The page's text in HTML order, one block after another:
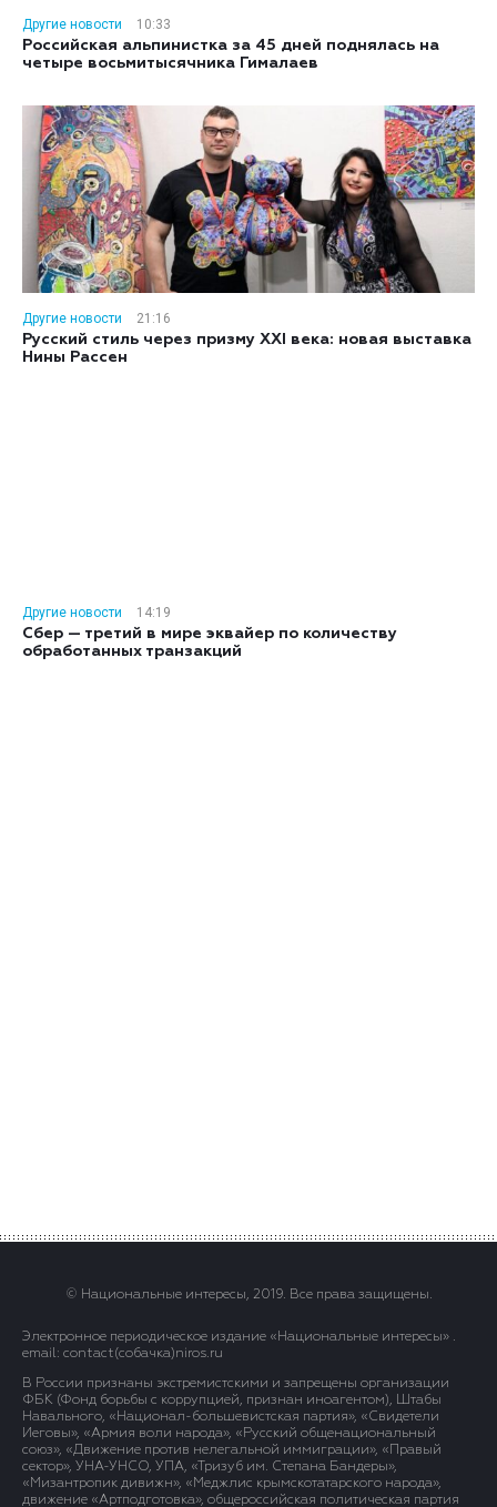
Другие новости
10:33
Российская альпинистка за 45 дней поднялась на
четыре восьмитысячника Гималаев
Другие новости
21:16
Русский стиль через призму XXI века: новая выставка
Нины Рассен
Другие новости
14:19
Сбер — третий в мире эквайер по количеству
обработанных транзакций
© Национальные интересы, 2019. Все права защищены.
Электронное периодическое издание «Национальные интересы» .
email: contact(сoбaчка)niros.ru
В России признаны экстремистскими и запрещены организации
ФБК (Фонд борьбы с коррупцией, признан иноагентом), Штабы
Навального, «Национал-большевистская партия», «Свидетели
Иеговы», «Армия воли народа», «Русский общенациональный
союз», «Движение против нелегальной иммиграции», «Правый
сектор», УНА-УНСО, УПА, «Тризуб им. Степана Бандеры»,
«Мизантропик дивижн», «Меджлис крымскотатарского народа»,
движение «Артподготовка», общероссийская политическая партия